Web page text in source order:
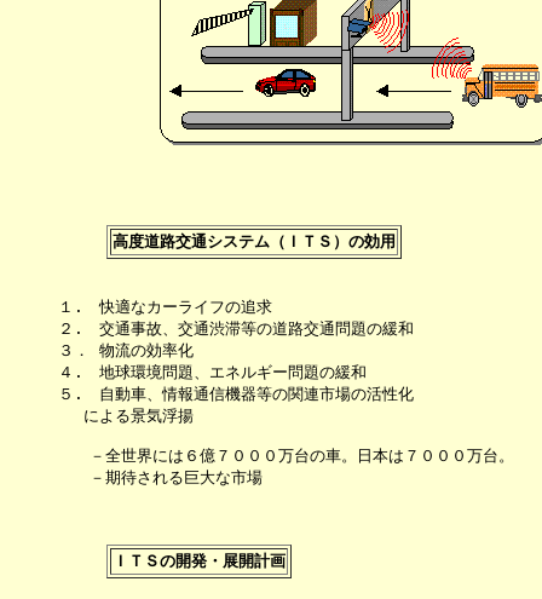
高度道路交通システム（ＩＴＳ）の効用
１.　快適なカーライフの追求
２.　交通事故、交通渋滞等の道路交通問題の緩和
３． 物流の効率化
４.　地球環境問題、エネルギー問題の緩和
５.　自動車、情報通信機器等の関連市場の活性化
による景気浮揚
－全世界には６億７０００万台の車。日本は７０００万台。
－期待される巨大な市場
ＩＴＳの開発・展開計画